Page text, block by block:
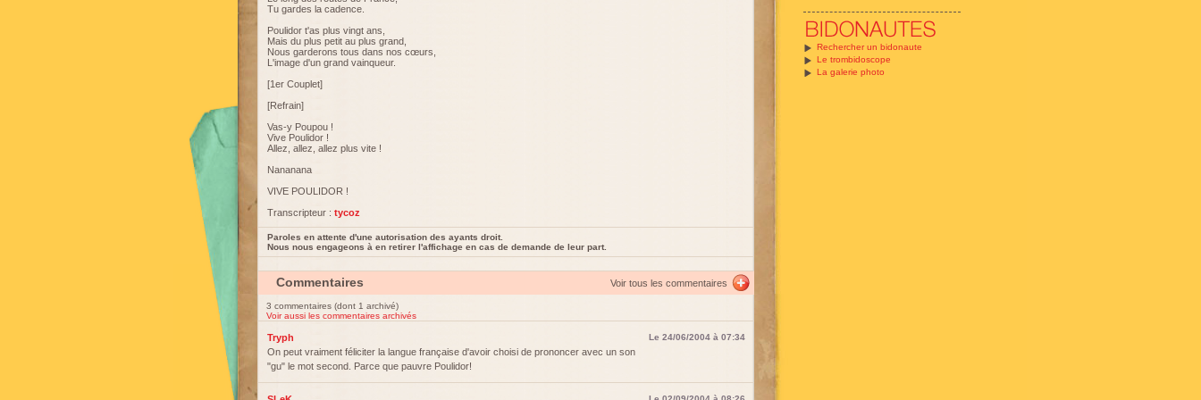
Rechercher un bidonaute
Le trombidoscope
La galerie photo
Tu gardes la cadence.
Poulidor t'as plus vingt ans,
Mais du plus petit au plus grand,
Nous garderons tous dans nos cœurs,
L'image d'un grand vainqueur.
[1er Couplet]
[Refrain]
Vas-y Poupou !
Vive Poulidor !
Allez, allez, allez plus vite !
Nananana
VIVE POULIDOR !
Transcripteur : tycoz
Paroles en attente d'une autorisation des ayants droit.
Nous nous engageons à en retirer l'affichage en cas de demande de leur part.
Commentaires Voir tous les commentaires
3 commentaires (dont 1 archivé)
Voir aussi les commentaires archivés
Tryph Le 24/06/2004 à 07:34
On peut vraiment féliciter la langue française d'avoir choisi de prononcer avec un son
"gu" le mot second. Parce que pauvre Poulidor!